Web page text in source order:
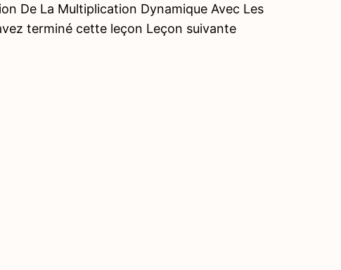
De La Multiplication Dynamique Avec Les
terminé cette leçon Leçon suivante